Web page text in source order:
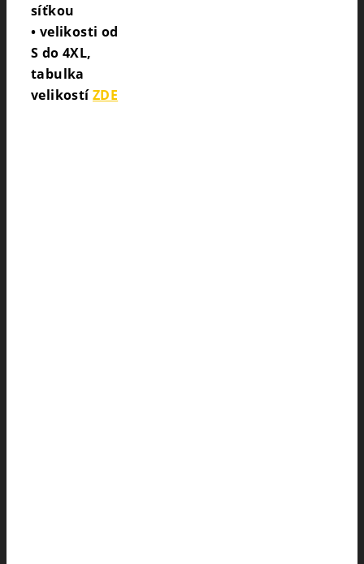
síťkou
• velikosti od
S do 4XL,
tabulka
velikostíZDE